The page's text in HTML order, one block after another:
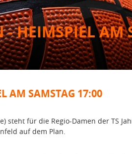
- HEIMSPIEL AM
AM SAMSTAG 17:00
steht für die Regio-Damen der TS
auf dem Plan.